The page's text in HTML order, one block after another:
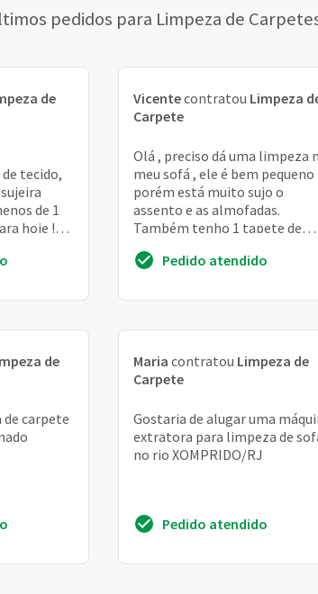
pedidos para Limpeza de
de
tecido,
de 1
hoje !
Vicentecontratou Limpeza
Carpete
Olá , preciso dá uma limpeza
meu sofá , ele é bem pequeno
porém está muito sujo o
assento e as almofadas.
Também tenho 1 tapete de
preciso de um profiss...
Pedido atendido
de
carpete
Maria contratou Limpeza de
Carpete
Gostaria de alugar uma
extratora para limpeza de
no rio XOMPRIDO/RJ
Pedido atendido